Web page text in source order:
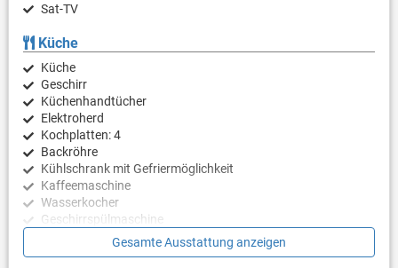
Sat-TV
Küche
Küche
Geschirr
Küchenhandtücher
Elektroherd
Kochplatten: 4
Backröhre
Kühlschrank mit Gefriermöglichkeit
Kaffeemaschine
Wasserkocher
Geschirrspülmaschine
Schlafzimmer
Gesamte Ausstattung anzeigen